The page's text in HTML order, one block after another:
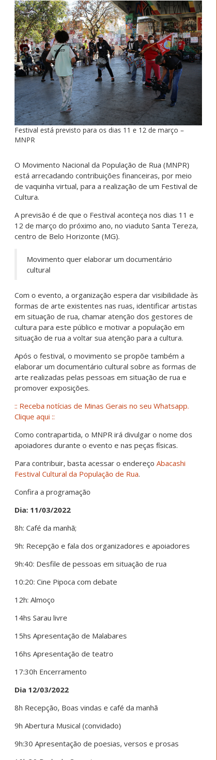
Festival está previsto para os dias 11 e 12 de março –
MNPR
O Movimento Nacional da População de Rua (MNPR)
está arrecadando contribuições financeiras, por meio
de vaquinha virtual, para a realização de um Festival de
Cultura.
A previsão é de que o Festival aconteça nos dias 11 e
12 de março do próximo ano, no viaduto Santa Tereza,
centro de Belo Horizonte (MG).
Movimento quer elaborar um documentário
cultural
Com o evento, a organização espera dar visibilidade às
formas de arte existentes nas ruas, identificar artistas
em situação de rua, chamar atenção dos gestores de
cultura para este público e motivar a população em
situação de rua a voltar sua atenção para a cultura.
Após o festival, o movimento se propõe também a
elaborar um documentário cultural sobre as formas de
arte realizadas pelas pessoas em situação de rua e
promover exposições.
:: Receba notícias de Minas Gerais no seu Whatsapp.
Clique aqui ::
Como contrapartida, o MNPR irá divulgar o nome dos
apoiadores durante o evento e nas peças físicas.
Para contribuir, basta acessar o endereço Abacashi
Festival Cultural da População de Rua.
Confira a programação
Dia: 11/03/2022
8h: Café da manhã;
9h: Recepção e fala dos organizadores e apoiadores
9h:40: Desfile de pessoas em situação de rua
10:20: Cine Pipoca com debate
12h: Almoço
14hs Sarau livre
15hs Apresentação de Malabares
16hs Apresentação de teatro
17:30h Encerramento
Dia 12/03/2022
8h Recepção, Boas vindas e café da manhã
9h Abertura Musical (convidado)
9h:30 Apresentação de poesias, versos e prosas